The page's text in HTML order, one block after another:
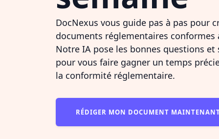
DocNexus vous guide pas à pas pour
documents réglementaires conformes
Notre IA pose les bonnes questions
pour vous faire gagner un temps
la conformité réglementaire.
RÉDIGER MON DOCUMENT